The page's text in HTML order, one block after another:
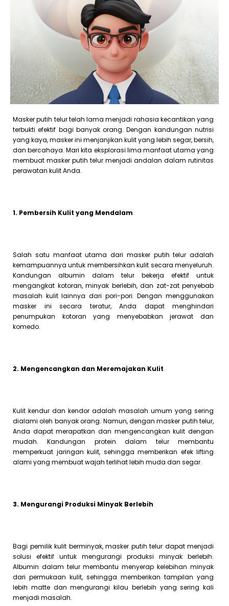
Masker putih telur telah lama menjadi rahasia kecantikan yang
terbukti efektif bagi banyak orang. Dengan kandungan nutrisi
yang kaya, masker ini menjanjikan kulit yang lebih segar, bersih,
dan bercahaya. Mari kita eksplorasi lima manfaat utama yang
membuat masker putih telur menjadi andalan dalam rutinitas
perawatan kulit Anda.
1. Pembersih Kulit yang Mendalam
Salah satu manfaat utama dari masker putih telur adalah
kemampuannya untuk membersihkan kulit secara menyeluruh.
Kandungan albumin dalam telur bekerja efektif untuk
mengangkat kotoran, minyak berlebih, dan zat-zat penyebab
masalah kulit lainnya dari pori-pori. Dengan menggunakan
masker ini secara teratur, Anda dapat menghindari
penumpukan kotoran yang menyebabkan jerawat dan
komedo.
2. Mengencangkan dan Meremajakan Kulit
Kulit kendur dan kendor adalah masalah umum yang sering
dialami oleh banyak orang. Namun, dengan masker putih telur,
Anda dapat merapatkan dan mengencangkan kulit dengan
mudah. Kandungan protein dalam telur membantu
memperkuat jaringan kulit, sehingga memberikan efek lifting
alami yang membuat wajah terlihat lebih muda dan segar.
3. Mengurangi Produksi Minyak Berlebih
Bagi pemilik kulit berminyak, masker putih telur dapat menjadi
solusi efektif untuk mengurangi produksi minyak berlebih.
Albumin dalam telur membantu menyerap kelebihan minyak
dari permukaan kulit, sehingga memberikan tampilan yang
lebih matte dan mengurangi kilau berlebih yang sering kali
menjadi masalah.